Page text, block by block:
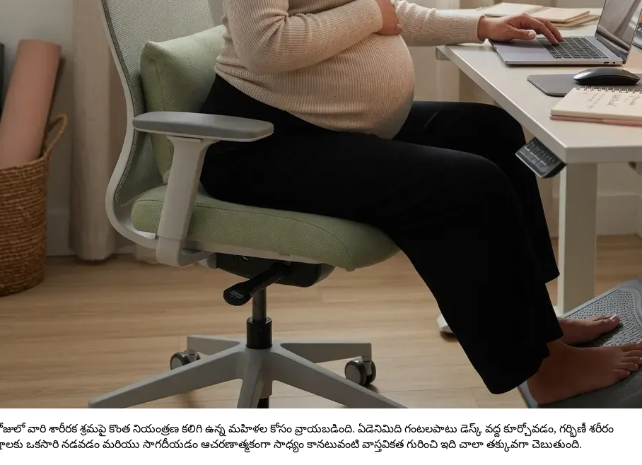
వారి శారీరక శ్రమపై కొంత నియంత్రణ కలిగి ఉన్న మహిళల కోసం వ్రాయబడింది. ఏడెనిమిది గంటలపాటు డెస్క్‌ వద్ద కూర్చోవడం, గర్భిణీ శరీరం
ఒకసారి నడవడం మరియు సాగదీయడం ఆచరణాత్మకంగా సాధ్యం కానటువంటి వాస్తవికత గురించి ఇది చాలా తక్కువగా చెబుతుంది.